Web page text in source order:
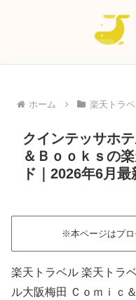
ホーム 楽天トラ
クインテッサホ
＆Ｂｏｏｋｓの
ド｜2026年6月
※本ページはプロ
楽天トラベル 楽天トラ
ル大阪梅田 Ｃｏｍｉｃ